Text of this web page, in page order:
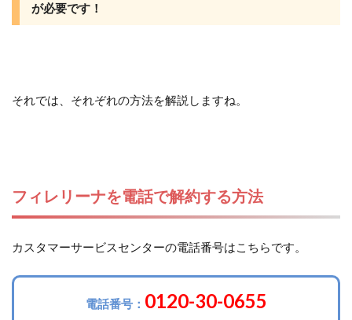
が必要です！
それでは、それぞれの方法を解説しますね。
フィレリーナを電話で解約する方法
カスタマーサービスセンターの電話番号はこちらです。
電話番号： 0120-30-0655